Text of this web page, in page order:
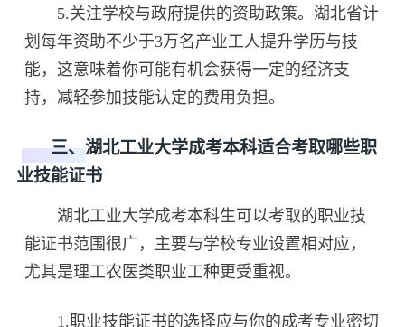
5.关注学校与政府提供的资助政策。湖北省计
划每年资助不少于3万名产业工人提升学历与技
能，这意味着你可能有机会获得一定的经济支
持，减轻参加技能认定的费用负担。
三、湖北工业大学成考本科适合考取哪些职
业技能证书
湖北工业大学成考本科生可以考取的职业技
能证书范围很广，主要与学校专业设置相对应，
尤其是理工农医类职业工种更受重视。
1.职业技能证书的选择应与你的成考专业密切